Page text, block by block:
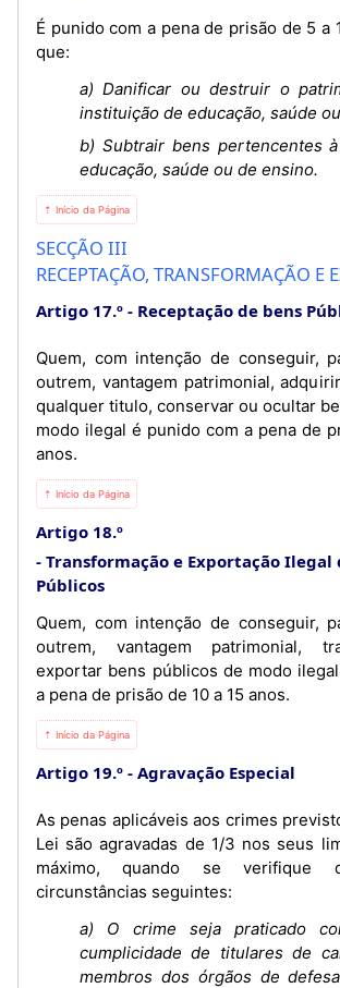
É punido com a pena de prisão de 5 a
que:
a) Danificar ou destruir o
instituição de educação, saúde
b) Subtrair bens pertencentes
educação, saúde ou de ensino.
⇡ Início da Página
SECÇÃO III
RECEPTAÇÃO, TRANSFORMAÇÃO E
Artigo 17.º Receptação de bens
Quem, com intenção de conseguir,
outrem, vantagem patrimonial,
qualquer titulo, conservar ou ocultar
modo ilegal é punido com a pena de
anos.
⇡ Início da Página
Artigo 18.º
Transformação e Exportação Ilegal
Públicos
Quem, com intenção de conseguir,
outrem, vantagem patrimonial,
exportar bens públicos de modo
a pena de prisão de 10 a 15 anos.
⇡ Início da Página
Artigo 19.º Agravação Especial
As penas aplicáveis aos crimes
Lei são agravadas de 1/3 nos seus
máximo, quando se verifique
circunstâncias seguintes:
a) O crime seja praticado
cumplicidade de titulares de
membros dos órgãos de